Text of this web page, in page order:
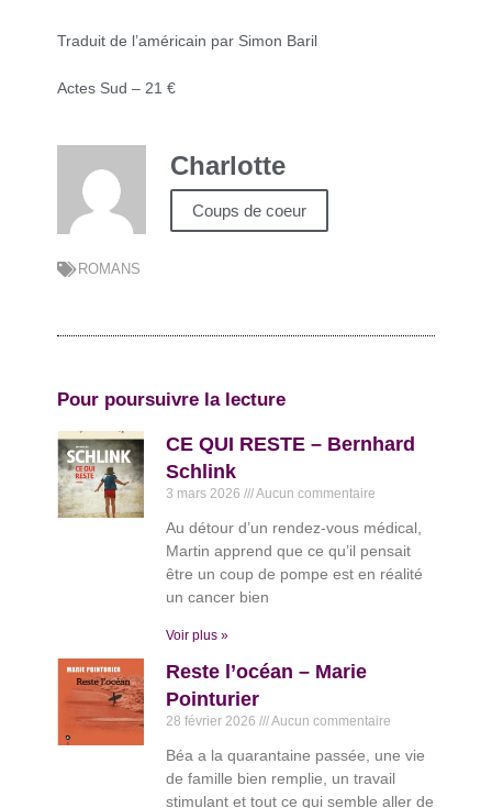
Traduit de l’américain par Simon Baril
Actes Sud – 21 €
Charlotte
Coups de coeur
ROMANS
Pour poursuivre la lecture
CE QUI RESTE – Bernhard
Schlink
3 mars 2026 Aucun commentaire
Au détour d’un rendez-vous médical,
Martin apprend que ce qu’il pensait
être un coup de pompe est en réalité
un cancer bien
Voir plus »
Reste l’océan – Marie
Pointurier
28 février 2026 Aucun commentaire
Béa a la quarantaine passée, une vie
de famille bien remplie, un travail
stimulant et tout ce qui semble aller de